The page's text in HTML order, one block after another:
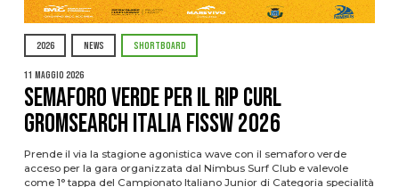
2026 NEWS SHORTBOARD
11 Maggio 2026
Semaforo Verde per il RIP CURL
GROMSEARCH ITALIA FISSW 2026
Prende il via la stagione agonistica wave con il semaforo verde
acceso per la gara organizzata dal Nimbus Surf Club e valevole
come 1° tappa del Campionato Italiano Junior di Categoria specialità